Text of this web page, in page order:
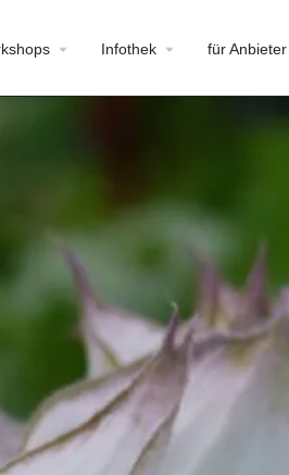
Infothek für Anbieter